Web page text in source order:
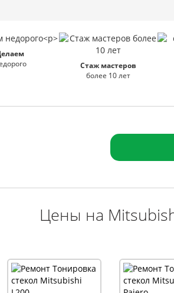
Стаж мастеров
более 10 лет
Цены на